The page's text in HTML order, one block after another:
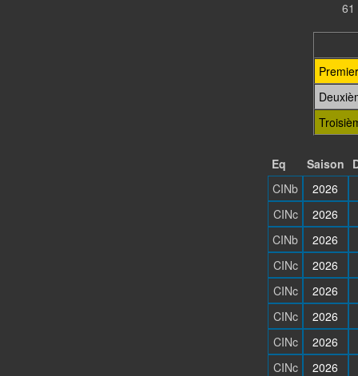
61
Premier
Eq Saison
CINb
2026
CINc
2026
CINb
2026
CINc
2026
CINc
2026
CINc
2026
CINc
2026
CINc
2026